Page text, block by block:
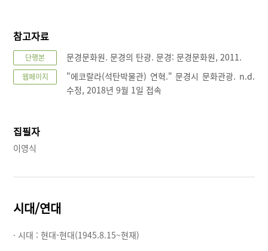
참고자료
단행본 문경문화원. 문경의 탄광. 문경: 문경문화원, 2011.
웹페이지
"에코랄라(석탄박물관) 연혁." 문경시 문화관광. n.d.
수정, 2018년 9월 1일 접속
집필자
이영식
시대/연대
· 시대 :현대-현대(1945.8.15~현재)